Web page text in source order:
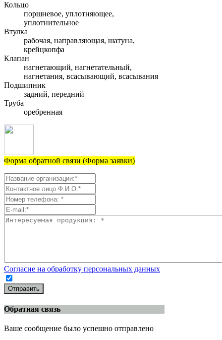
Кольцо
поршневое, уплотняющее,
уплотнительное
Втулка
рабочая, направляющая, шатуна,
крейцкопфа
Клапан
нагнетающий, нагнетательный,
нагнетания, всасывающий, всасывания
Подшипник
задний, передний
Труба
оребренная
Форма обратной связи (Форма заявки)
Согласие на обработку персональных данных
Отправить
Обратная связь
Ваше сообщение было успешно отправлено